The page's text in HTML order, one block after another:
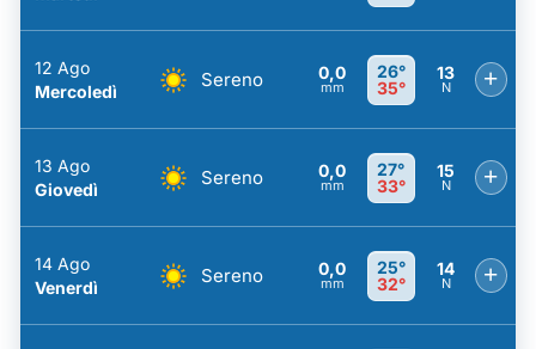
12 Ago
Mercoledì
Sereno 0,0
mm
26°
35°
13
N +
13 Ago
Giovedì
Sereno 0,0
mm
27°
33°
15
N +
14 Ago
Venerdì
Sereno 0,0
mm
25°
32°
14
N +